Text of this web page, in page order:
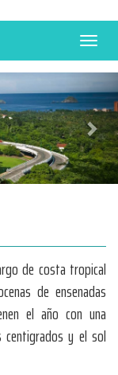
Menú
de costa tropical
de ensenadas
el año con una
centigrados y el sol